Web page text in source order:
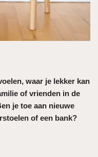
waar je lekker kan
of vrienden in de
je toe aan nieuwe
of een bank?